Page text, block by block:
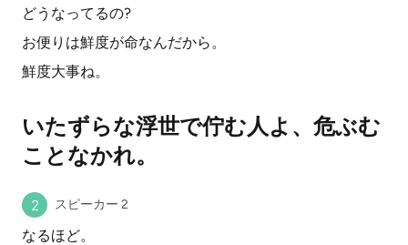
どうなってるの?
お便りは鮮度が命なんだから。
鮮度大事ね。
いたずらな浮世で佇む人よ、危ぶむ
ことなかれ。
スピーカー 2
なるほど。